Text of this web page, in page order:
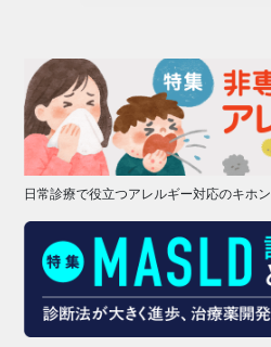
日常診療で役立つアレルギー対応のキホン